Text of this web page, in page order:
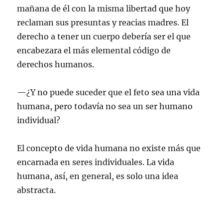
mañana de él con la misma libertad que hoy
reclaman sus presuntas y reacias madres. El
derecho a tener un cuerpo debería ser el que
encabezara el más elemental código de
derechos humanos.
—¿Y no puede suceder que el feto sea una vida
humana, pero todavía no sea un ser humano
individual?
El concepto de vida humana no existe más que
encarnada en seres individuales. La vida
humana, así, en general, es solo una idea
abstracta.